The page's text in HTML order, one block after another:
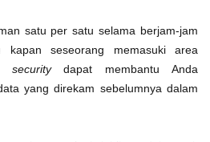
satu per satu selama berjam-jam
seseorang memasuki area
securitydapat membantu Anda
yang direkam sebelumnya dalam